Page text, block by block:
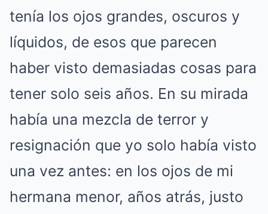
tenía los ojos grandes, oscuros y
líquidos, de esos que parecen
haber visto demasiadas cosas para
tener solo seis años. En su mirada
había una mezcla de terror y
resignación que yo solo había visto
una vez antes: en los ojos de mi
hermana menor, años atrás, justo